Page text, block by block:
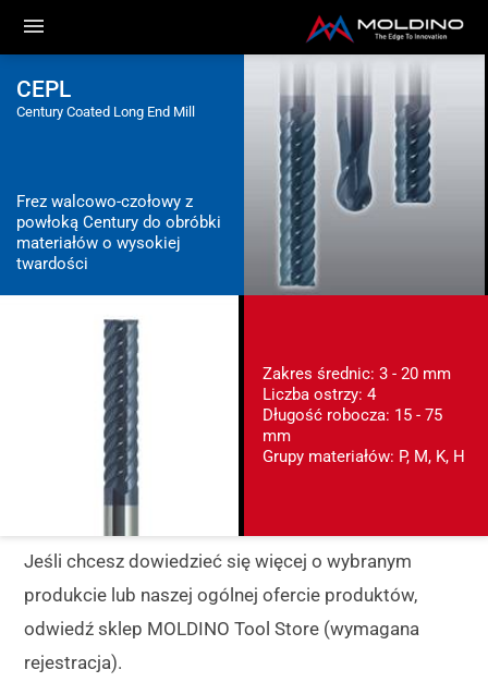
CEPL
Century Coated Long End Mill
Frez walcowo-czołowy z
powłoką Century do obróbki
materiałów o wysokiej
twardości
Zakres średnic: 3 - 20 mm
Liczba ostrzy: 4
Długość robocza: 15 - 75
mm
Grupy materiałów: P, M, K, H
Jeśli chcesz dowiedzieć się więcej o wybranym
produkcie lub naszej ogólnej ofercie produktów,
odwiedź sklep MOLDINO Tool Store (wymagana
rejestracja).